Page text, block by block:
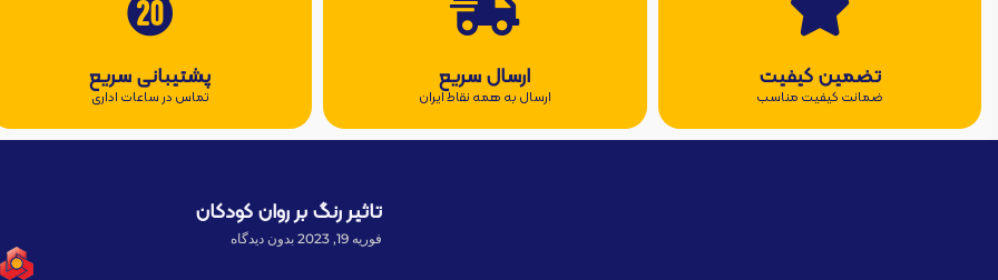
تضمین کیفیت
ضمانت کیفیت مناسب
ارسال سریع
ارسال به همه نقاط ایران
پشتیبانی سریع
تماس در ساعات اداری
تاثیر رنگ بر روان کودکان
فوریه 19, 2023 بدون دیدگاه